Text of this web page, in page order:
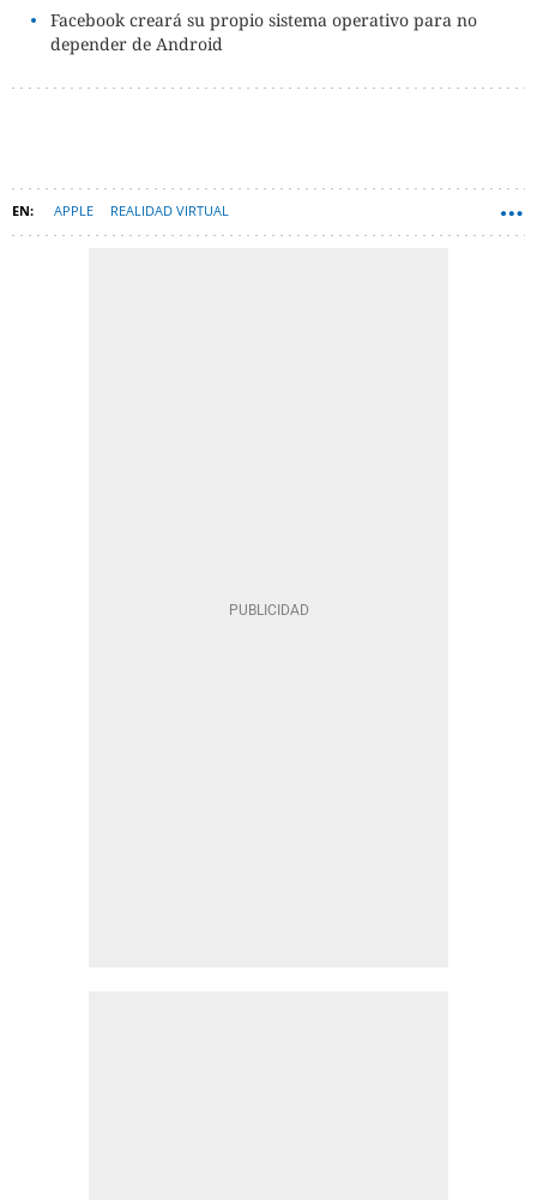
Facebook creará su propio sistema operativo para no
depender de Android
APPLE REALIDAD VIRTUAL